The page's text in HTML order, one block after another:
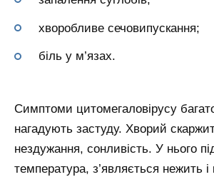
хворобливе сечовипускання;
біль у м’язах.
Симптоми цитомегаловірусу
нагадують застуду. Хворий
нездужання, сонливість. У нього
температура, з’являється нежить